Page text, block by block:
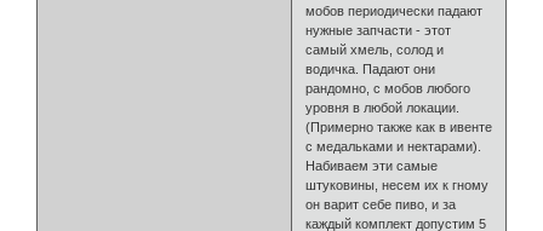
мобов периодически падают
нужные запчасти - этот
самый хмель, солод и
водичка. Падают они
рандомно, с мобов любого
уровня в любой локации.
(Примерно также как в ивенте
с медальками и нектарами).
Набиваем эти самые
штуковины, несем их к гному
он варит себе пиво, и за
каждый комплект допустим 5